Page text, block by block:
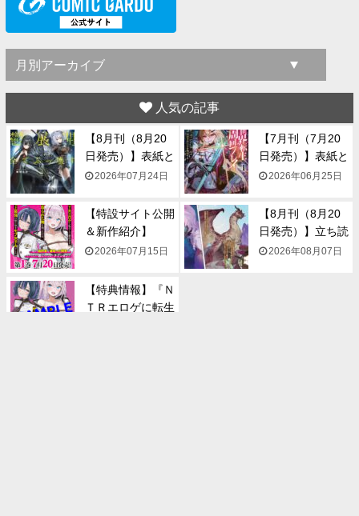
人気の記事
【8月刊（8月20
日発売）】表紙と
一...2026年07月24日
【7月刊（7月20
日発売）】表紙と
一...2026年06月25日
【特設サイト公開
＆新作紹介】
『NTR...
2026年07月15日
【8月刊（8月20
日発売）】立ち読
み...2026年08月07日
【特典情報】『Ｎ
ＴＲエロゲに転生